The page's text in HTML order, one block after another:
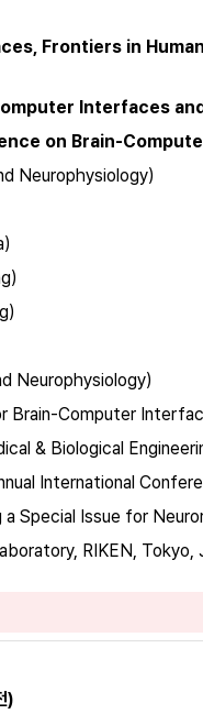
Frontiers in
Interfaces
on Brain-
Neurophysiology)
Neurophysiology)
Brain-Computer
& Biological
International
Special Issue for
RIKEN, Tokyo,
)